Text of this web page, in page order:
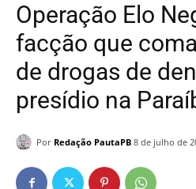
Operação Elo
facção que
de drogas de
presídio na
Por Redação PautaPB 8 de julho de